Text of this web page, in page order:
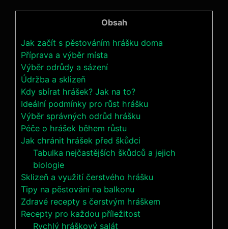
Obsah
Jak začít s pěstováním hrášku doma
Příprava a výběr místa
Výběr odrůdy a sázení
Údržba a sklizeň
Kdy sbírat hrášek? Jak na to?
Ideální podmínky pro růst hrášku
Výběr správných odrůd hrášku
Péče o hrášek během růstu
Jak chránit hrášek před škůdci
Tabulka nejčastějších škůdců a jejich
biologie
Sklizeň a využití čerstvého hrášku
Tipy na pěstování na balkonu
Zdravé recepty s čerstvým hráškem
Recepty pro každou příležitost
Rychlý hráškový salát